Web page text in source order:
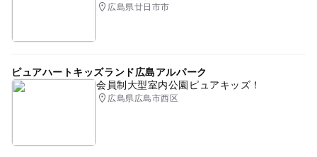
広島県廿日市市
ピュアハートキッズランド広島アルパーク
会員制大型室内公園ピュアキッズ！
広島県広島市西区